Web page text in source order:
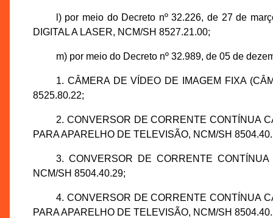
l) por meio do Decreto nº 32.226, de 27 de
DIGITAL A LASER, NCM/SH 8527.21.00;
m) por meio do Decreto nº 32.989, de 05 de
1. CÂMERA DE VÍDEO DE IMAGEM FIXA
8525.80.22;
2. CONVERSOR DE CORRENTE CONTÍNUA
PARA APARELHO DE TELEVISÃO, NCM/SH
3. CONVERSOR DE CORRENTE
NCM/SH 8504.40.29;
4. CONVERSOR DE CORRENTE CONTÍNUA
PARA APARELHO DE TELEVISÃO, NCM/SH